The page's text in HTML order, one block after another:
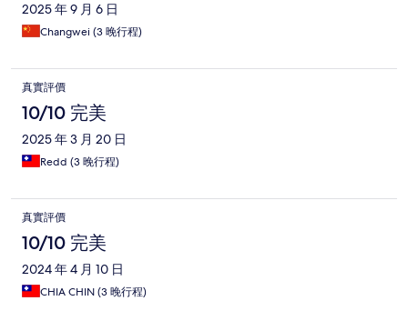
2025 年 9 月 6 日
Changwei (3 晚行程)
真實評價
10/10 完美
2025 年 3 月 20 日
Redd (3 晚行程)
真實評價
10/10 完美
2024 年 4 月 10 日
CHIA CHIN (3 晚行程)